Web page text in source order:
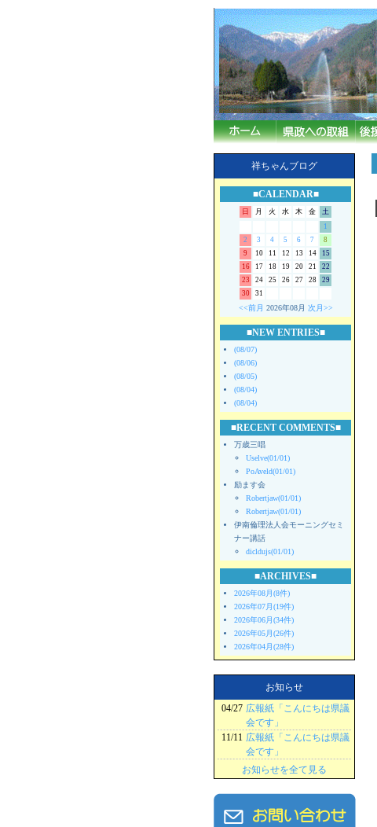
祥ちゃんブログ
■CALENDAR■
日 月 火 水 木 金
土
1
2
3 4 5 6 7
8
9
10 11 12 13 14
15
16
17 18 19 20 21
22
23
24 25 26 27 28
29
30
31
<<前月 2026年08月 次月>>
■NEW ENTRIES■
(08/07)
(08/06)
(08/05)
(08/04)
(08/04)
■RECENT COMMENTS■
万歳三唱
Uselve(01/01)
PoAveld(01/01)
励ます会
Robertjaw(01/01)
Robertjaw(01/01)
伊南倫理法人会モーニングセミ
ナー講話
dicldujs(01/01)
■ARCHIVES■
2026年08月(8件)
2026年07月(19件)
2026年06月(34件)
2026年05月(26件)
2026年04月(28件)
お知らせ
04/27 広報紙「こんにちは県議
会です」
11/11 広報紙「こんにちは県議
会です」
お知らせを全て見る